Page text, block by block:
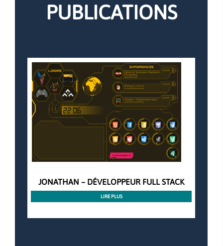
PUBLICATIONS
JONATHAN – DÉVELOPPEUR FULL STACK
LIRE PLUS